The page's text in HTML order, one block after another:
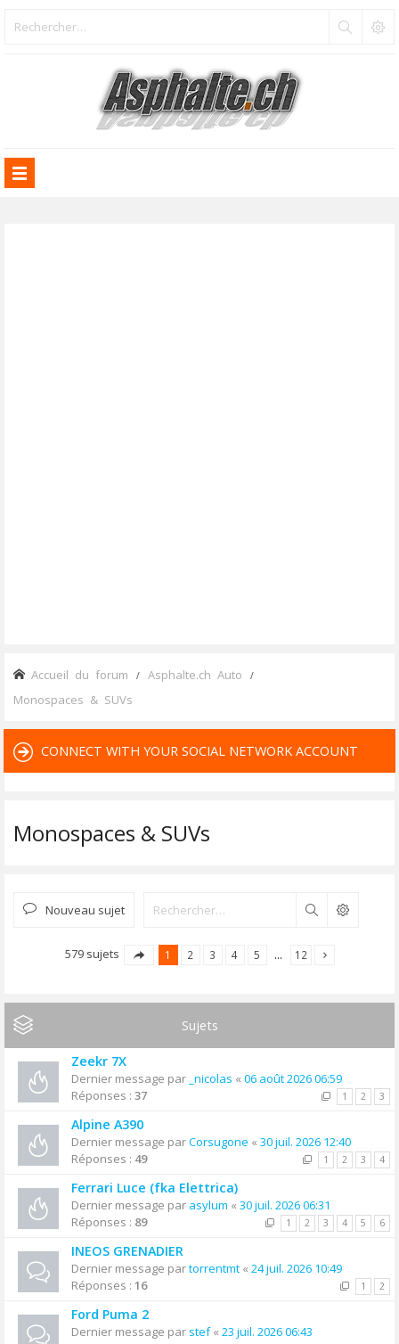
Accueil du forum Asphalte.ch Auto
Monospaces & SUVs
CONNECT WITH YOUR SOCIAL NETWORK ACCOUNT
Monospaces & SUVs
Nouveau sujet Rechercher
579 sujets 1 2 3 4 5 … 12
Sujets
Zeekr 7X
Dernier message par _nicolas « 06 août 2026 06:59
Réponses : 37 1 2 3
Alpine A390
Dernier message parCorsugone « 30 juil. 2026 12:40
Réponses : 49 1 2 3 4
Ferrari Luce (fka Elettrica)
Dernier message par asylum « 30 juil. 2026 06:31
Réponses : 89 1 2 3 4 5 6
INEOS GRENADIER
Dernier message partorrentmt « 24 juil. 2026 10:49
Réponses : 16 1 2
Ford Puma 2
Dernier message par stef« 23 juil. 2026 06:43